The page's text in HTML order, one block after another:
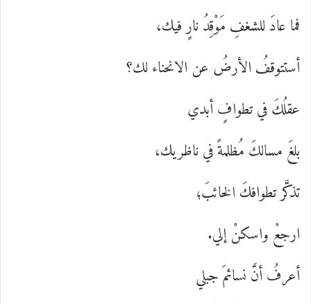
فما عادَ للشغفِ مَوْقِدُ نارٍ فيك،
أستتوقفُ الأرضُ عن الانحناء لك؟
عقلُكَ في تطوافٍ أبدي
بلغَ مسالكَ مُظلمةً في ناظريك،
تذكَّر تطوافكَ الخائبَ؛
ارجعْ واسكنْ إلي.
أعرفُ أنَّ نسائمَ جبلي